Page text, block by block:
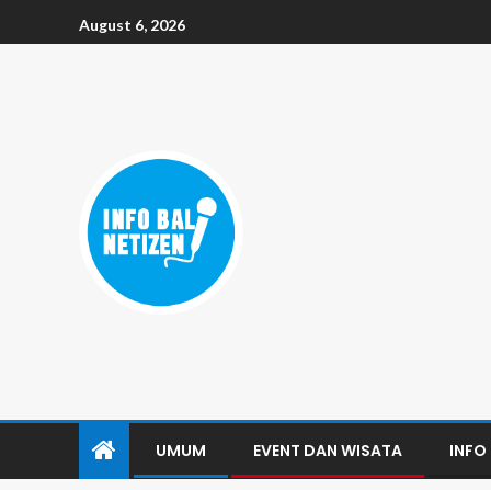
August 6, 2026
UMUM EVENT DAN WISATA INFO